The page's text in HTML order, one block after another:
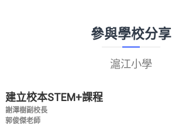
r
E
t
參與學校分享
滬江小學
建立校本STEM+課程
謝澤樹副校長
郭俊傑老師